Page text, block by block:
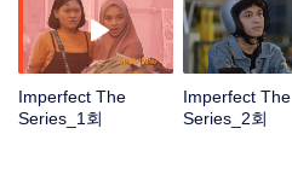
더 많은 우여곡절이 있습니다.
Imperfect The
Series_1회
Imperfect The
Series_2회